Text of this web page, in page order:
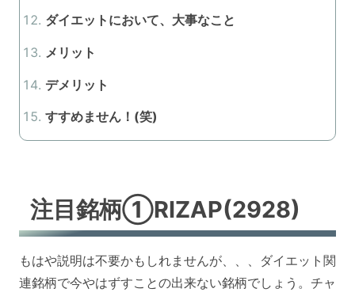
ダイエットにおいて、大事なこと
メリット
デメリット
すすめません！(笑)
注目銘柄①RIZAP(2928)
もはや説明は不要かもしれませんが、、、ダイエット関
連銘柄で今やはずすことの出来ない銘柄でしょう。チャ